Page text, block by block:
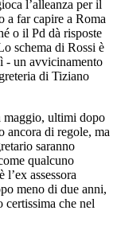
l’alleanza per il
a far capire a Roma
o il Pd dà risposte
schema di Rossi è
- un avvicinamento
di Tiziano
maggio, ultimi dopo
ancora di regole, ma
saranno
qualcuno
assessora
meno di due anni,
certissima che nel